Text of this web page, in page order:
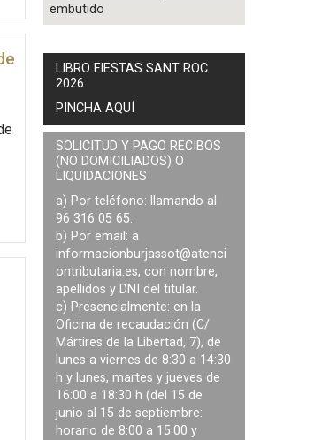
embutido
LIBRO FIESTAS SANT ROC
2026
PINCHA AQUÍ
SOLICITUD Y PAGO RECIBOS
(NO DOMICILIADOS) O
LIQUIDACIONES
a) Por teléfono: llamando al
96 316 05 65.
b) Por email: a
informacionburjassot@atenci
ontributaria.es, con nombre,
apellidos y DNI del titular.
c) Presencialmente: en la
Oficina de recaudación (C/
Mártires de la Libertad, 7), de
lunes a viernes de 8:30 a 14:30
h y lunes, martes y jueves de
16:00 a 18:30 h (del 15 de
junio al 15 de septiembre:
horario de 8:00 a 15:00 y